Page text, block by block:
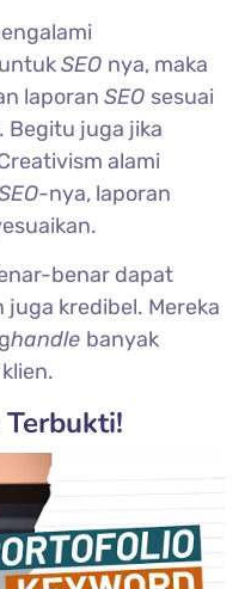
SEO nya, maka
laporanSEO sesuai
Begitu juga jika
alami
nya, laporan
benar dapat
kredibel. Mereka
handle banyak